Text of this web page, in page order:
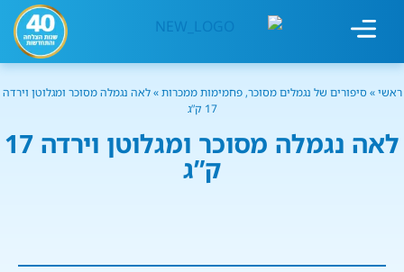
ראשי» סיפורים של נגמלים מסוכר, פחמימות ממכרות»לאה נגמלה מסוכר ומגלוטן וירדה
17 ק”ג
לאה נגמלה מסוכר ומגלוטן וירדה 17
ק”ג